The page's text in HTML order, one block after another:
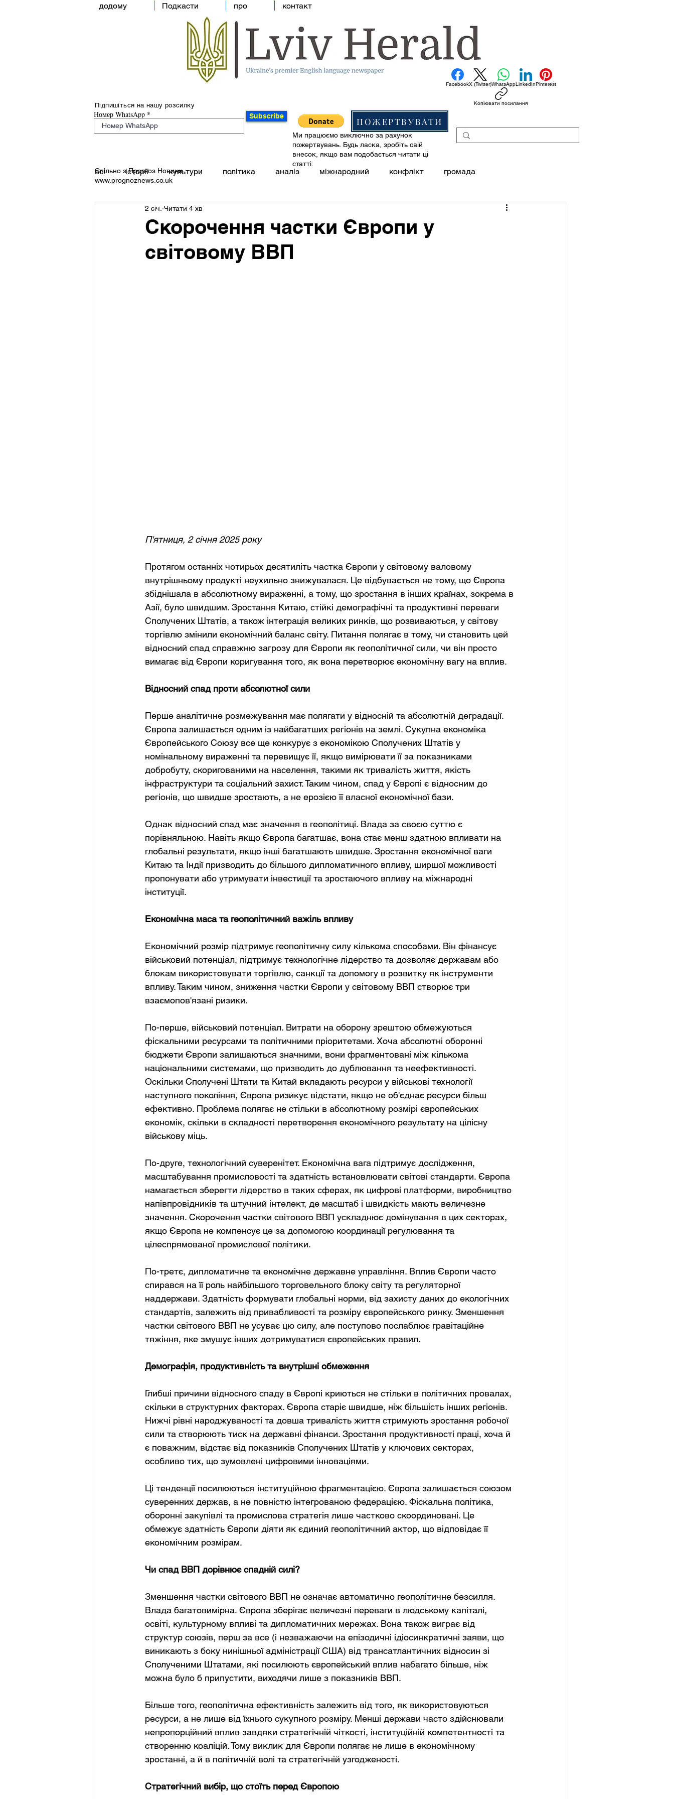
додому Подкасти про контакт
Підпишіться на нашу розсилку
Номер WhatsApp Subscribe ПОЖЕРТВУВАТИ
FacebookX (Twitter)WhatsAppLinkedInPinterest
Копіювати посилання
Спільно з Прогноз Новини
www.prognoznews.co.uk
Ми працюємо виключно за рахунок
пожертвувань. Будь ласка, зробіть свій
внесок, якщо вам подобається читати ці
статті.
всі історії культури політика аналіз міжнародний конфлікт громада
Скорочення частки Європи у
світовому ВВП
2 січ. Читати 4 хв
П'ятниця, 2 січня 2025 року
Протягом останніх чотирьох десятиліть частка Європи у світовому валовому
внутрішньому продукті неухильно знижувалася. Це відбувається не тому, що Європа
збіднішала в абсолютному вираженні, а тому, що зростання в інших країнах, зокрема в
Азії, було швидшим. Зростання Китаю, стійкі демографічні та продуктивні переваги
Сполучених Штатів, а також інтеграція великих ринків, що розвиваються, у світову
торгівлю змінили економічний баланс світу. Питання полягає в тому, чи становить цей
відносний спад справжню загрозу для Європи як геополітичної сили, чи він просто
вимагає від Європи коригування того, як вона перетворює економічну вагу на вплив.
Відносний спад проти абсолютної сили
Перше аналітичне розмежування має полягати у відносній та абсолютній деградації.
Європа залишається одним із найбагатших регіонів на землі. Сукупна економіка
Європейського Союзу все ще конкурує з економікою Сполучених Штатів у
номінальному вираженні та перевищує її, якщо вимірювати її за показниками
добробуту, скоригованими на населення, такими як тривалість життя, якість
інфраструктури та соціальний захист. Таким чином, спад у Європі є відносним до
регіонів, що швидше зростають, а не ерозією її власної економічної бази.
Однак відносний спад має значення в геополітиці. Влада за своєю суттю є
порівняльною. Навіть якщо Європа багатшає, вона стає менш здатною впливати на
глобальні результати, якщо інші багатшають швидше. Зростання економічної ваги
Китаю та Індії призводить до більшого дипломатичного впливу, ширшої можливості
пропонувати або утримувати інвестиції та зростаючого впливу на міжнародні
інституції.
Економічна маса та геополітичний важіль впливу
Економічний розмір підтримує геополітичну силу кількома способами. Він фінансує
військовий потенціал, підтримує технологічне лідерство та дозволяє державам або
блокам використовувати торгівлю, санкції та допомогу в розвитку як інструменти
впливу. Таким чином, зниження частки Європи у світовому ВВП створює три
взаємопов'язані ризики.
По-перше, військовий потенціал. Витрати на оборону зрештою обмежуються
фіскальними ресурсами та політичними пріоритетами. Хоча абсолютні оборонні
бюджети Європи залишаються значними, вони фрагментовані між кількома
національними системами, що призводить до дублювання та неефективності.
Оскільки Сполучені Штати та Китай вкладають ресурси у військові технології
наступного покоління, Європа ризикує відстати, якщо не об'єднає ресурси більш
ефективно. Проблема полягає не стільки в абсолютному розмірі європейських
економік, скільки в складності перетворення економічного результату на цілісну
військову міць.
По-друге, технологічний суверенітет. Економічна вага підтримує дослідження,
масштабування промисловості та здатність встановлювати світові стандарти. Європа
намагається зберегти лідерство в таких сферах, як цифрові платформи, виробництво
напівпровідників та штучний інтелект, де масштаб і швидкість мають величезне
значення. Скорочення частки світового ВВП ускладнює домінування в цих секторах,
якщо Європа не компенсує це за допомогою координації регулювання та
цілеспрямованої промислової політики.
По-третє, дипломатичне та економічне державне управління. Вплив Європи часто
спирався на її роль найбільшого торговельного блоку світу та регуляторної
наддержави. Здатність формувати глобальні норми, від захисту даних до екологічних
стандартів, залежить від привабливості та розміру європейського ринку. Зменшення
частки світового ВВП не усуває цю силу, але поступово послаблює гравітаційне
тяжіння, яке змушує інших дотримуватися європейських правил.
Демографія, продуктивність та внутрішні обмеження
Глибші причини відносного спаду в Європі криються не стільки в політичних провалах,
скільки в структурних факторах. Європа старіє швидше, ніж більшість інших регіонів.
Нижчі рівні народжуваності та довша тривалість життя стримують зростання робочої
сили та створюють тиск на державні фінанси. Зростання продуктивності праці, хоча й
є поважним, відстає від показників Сполучених Штатів у ключових секторах,
особливо тих, що зумовлені цифровими інноваціями.
Ці тенденції посилюються інституційною фрагментацією. Європа залишається союзом
суверенних держав, а не повністю інтегрованою федерацією. Фіскальна політика,
оборонні закупівлі та промислова стратегія лише частково скоординовані. Це
обмежує здатність Європи діяти як єдиний геополітичний актор, що відповідає її
економічним розмірам.
Чи спад ВВП дорівнює спадній силі?
Зменшення частки світового ВВП не означає автоматично геополітичне безсилля.
Влада багатовимірна. Європа зберігає величезні переваги в людському капіталі,
освіті, культурному впливі та дипломатичних мережах. Вона також виграє від
структур союзів, перш за все (і незважаючи на епізодичні ідіосинкратичні заяви, що
виникають з боку нинішньої адміністрації США) від трансатлантичних відносин зі
Сполученими Штатами, які посилюють європейський вплив набагато більше, ніж
можна було б припустити, виходячи лише з показників ВВП.
Більше того, геополітична ефективність залежить від того, як використовуються
ресурси, а не лише від їхнього сукупного розміру. Менші держави часто здійснювали
непропорційний вплив завдяки стратегічній чіткості, інституційній компетентності та
створенню коаліцій. Тому виклик для Європи полягає не лише в економічному
зростанні, а й в політичній волі та стратегічній узгодженості.
Стратегічний вибір, що стоїть перед Європою